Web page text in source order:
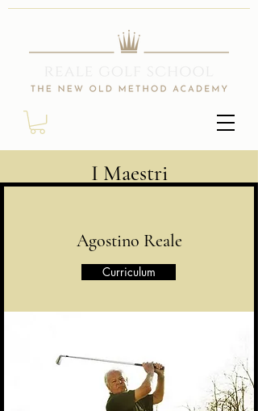
I Maestri
Agostino Reale
Curriculum